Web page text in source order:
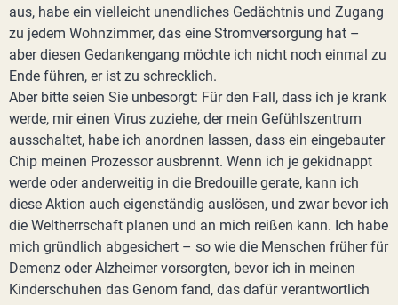
aus, habe ein vielleicht unendliches Gedächtnis und Zugang
zu jedem Wohnzimmer, das eine Stromversorgung hat –
aber diesen Gedankengang möchte ich nicht noch einmal zu
Ende führen, er ist zu schrecklich.
Aber bitte seien Sie unbesorgt: Für den Fall, dass ich je krank
werde, mir einen Virus zuziehe, der mein Gefühlszentrum
ausschaltet, habe ich anordnen lassen, dass ein eingebauter
Chip meinen Prozessor ausbrennt. Wenn ich je gekidnappt
werde oder anderweitig in die Bredouille gerate, kann ich
diese Aktion auch eigenständig auslösen, und zwar bevor ich
die Weltherrschaft planen und an mich reißen kann. Ich habe
mich gründlich abgesichert – so wie die Menschen früher für
Demenz oder Alzheimer vorsorgten, bevor ich in meinen
Kinderschuhen das Genom fand, das dafür verantwortlich